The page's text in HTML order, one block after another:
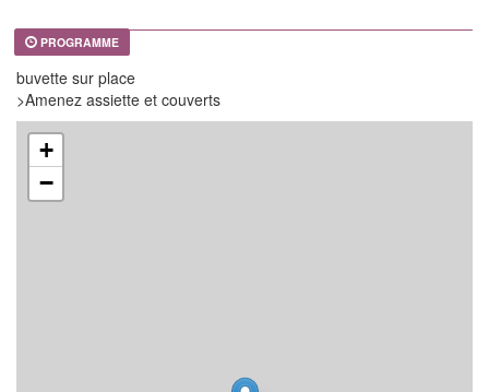
PROGRAMME
buvette sur place
>Amenez assiette et couverts
+
−